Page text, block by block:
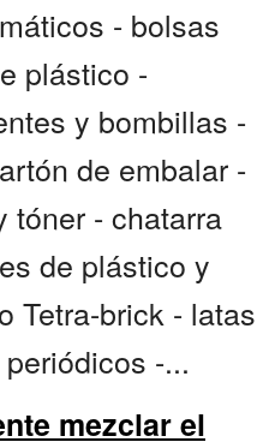
- bolsas
plástico -
y bombillas -
de embalar -
tóner - chatarra
de plástico y
Tetra-brick - latas
-...
mezclar el